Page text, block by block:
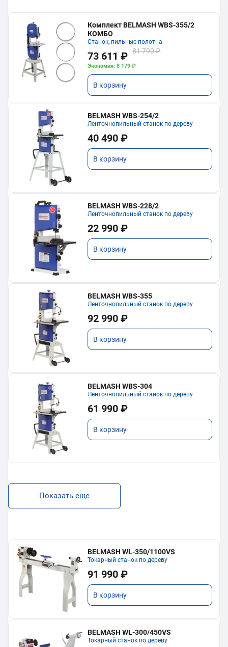
Комплект BELMASH WBS-355/2
КОМБО
Станок, пильные полотна
73 611 ₽ 81 790 ₽
Экономия: 8 179 ₽
В корзину
BELMASH WBS-254/2
Ленточнопильный станок по дереву
40 490 ₽
В корзину
BELMASH WBS-228/2
Ленточнопильный станок по дереву
22 990 ₽
В корзину
BELMASH WBS-355
Ленточнопильный станок по дереву
92 990 ₽
В корзину
BELMASH WBS-304
Ленточнопильный станок по дереву
61 990 ₽
В корзину
Показать еще
BELMASH WL-350/1100VS
Токарный станок по дереву
91 990 ₽
В корзину
BELMASH WL-300/450VS
Токарный станок по дереву